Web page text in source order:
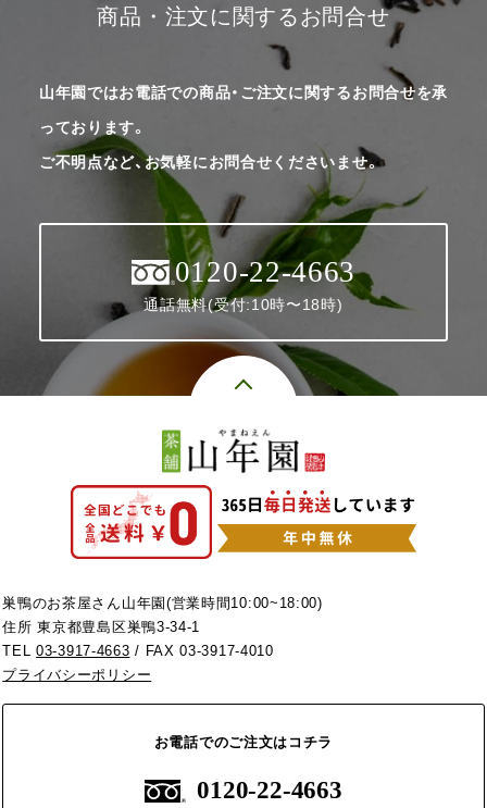
商品・注文に関するお問合せ
山年園ではお電話での商品・ご注文に関するお問合せを承
っております。
ご不明点など、お気軽にお問合せくださいませ。
0120-22-4663
通話無料(受付:10時〜18時)
巣鴨のお茶屋さん山年園(営業時間10:00~18:00)
住所 東京都豊島区巣鴨3-34-1
TEL03-3917-4663 / FAX 03-3917-4010
プライバシーポリシー
お電話でのご注文はコチラ
0120-22-4663